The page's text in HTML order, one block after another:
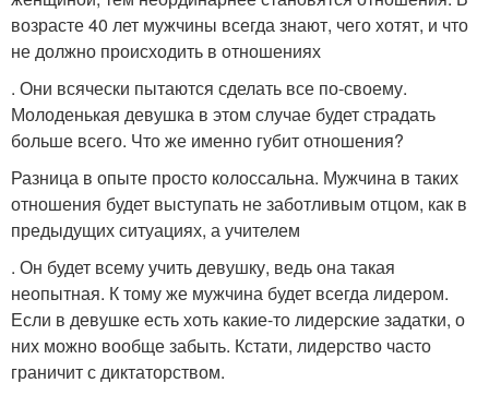
возрасте 40 лет мужчины всегда знают, чего хотят, и что
не должно происходить в отношениях
. Они всячески пытаются сделать все по-своему.
Молоденькая девушка в этом случае будет страдать
больше всего. Что же именно губит отношения?
Разница в опыте просто колоссальна. Мужчина в таких
отношения будет выступать не заботливым отцом, как в
предыдущих ситуациях, а учителем
. Он будет всему учить девушку, ведь она такая
неопытная. К тому же мужчина будет всегда лидером.
Если в девушке есть хоть какие-то лидерские задатки, о
них можно вообще забыть. Кстати, лидерство часто
граничит с диктаторством.